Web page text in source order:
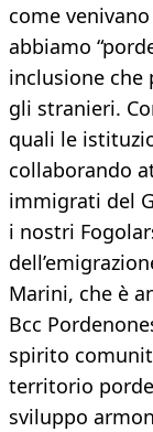
come
abbiamo
inclusione che
gli stranieri.
quali le
collaborando
immigrati del
i nostri
Marini, che è
Bcc
spirito
territorio
sviluppo